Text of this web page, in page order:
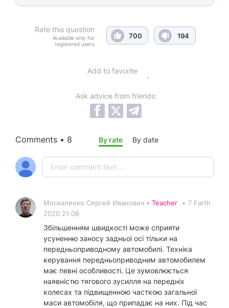
Rate this question
Available only for
registered users
700 194
Add to favorite
Ask advice from friends:
Comments • 8 By rate By date
Москаленко Сергей Иванович • Teacher • 7 Farth
2020 21:06
Збільшенням швидкості може сприяти
усуненню заносу задньої осі тільки на
передньоприводному автомобилі. Техніка
керування передньоприводним автомобилем
має певні особливості. Це зумовлюється
наявністю тягового зусилля на передніх
колесах та підвищенною часткою загальної
маси автомобіля, що припадає на них. Під час